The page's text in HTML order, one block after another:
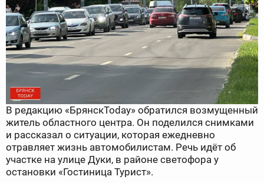
В редакцию «БрянскToday» обратился возмущенный
житель областного центра. Он поделился снимками
и рассказал о ситуации, которая ежедневно
отравляет жизнь автомобилистам. Речь идёт об
участке на улице Дуки, в районе светофора у
остановки «Гостиница Турист».